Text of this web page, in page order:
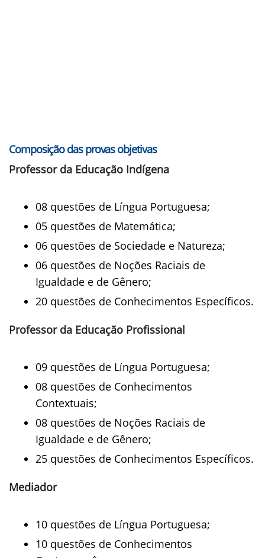
Composição das provas objetivas
Professor da Educação Indígena
08 questões de Língua Portuguesa;
05 questões de Matemática;
06 questões de Sociedade e Natureza;
06 questões de Noções Raciais de
Igualdade e de Gênero;
20 questões de Conhecimentos Específicos.
Professor da Educação Profissional
09 questões de Língua Portuguesa;
08 questões de Conhecimentos
Contextuais;
08 questões de Noções Raciais de
Igualdade e de Gênero;
25 questões de Conhecimentos Específicos.
Mediador
10 questões de Língua Portuguesa;
10 questões de Conhecimentos